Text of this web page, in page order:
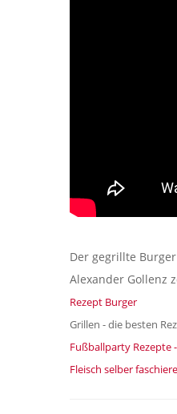
Der gegrillte
Alexander Gollenz
Rezept Burger
Grillen - die besten
Fußballparty Rezepte
Fleisch selber